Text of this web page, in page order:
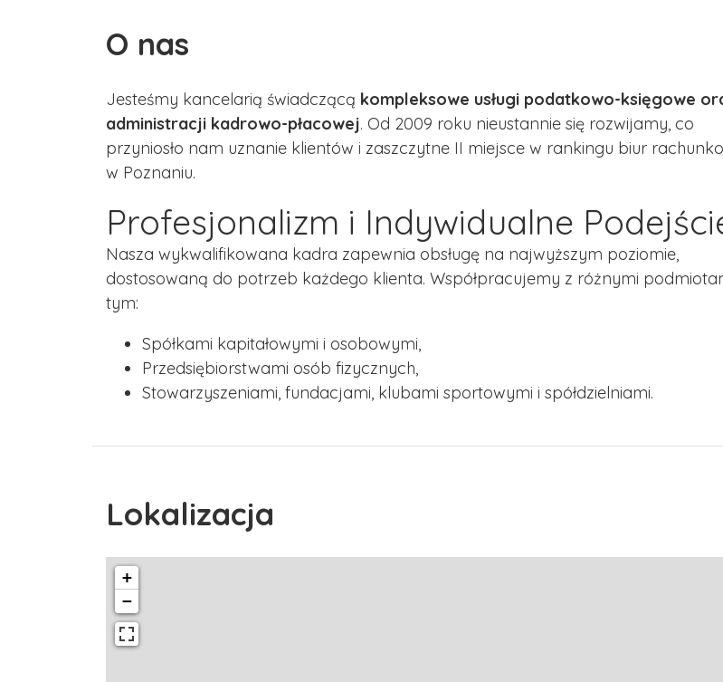
O nas
Jesteśmy kancelarią świadczącą kompleksowe usługi podatkowo-księgowe
administracji kadrowo-płacowej. Od 2009 roku nieustannie się rozwijamy, co
przyniosło nam uznanie klientów i zaszczytne II miejsce w rankingu biur
w Poznaniu.
Profesjonalizm i Indywidualne
Nasza wykwalifikowana kadra zapewnia obsługę na najwyższym poziomie,
dostosowaną do potrzeb każdego klienta. Współpracujemy z różnymi
tym:
Spółkami kapitałowymi i osobowymi,
Przedsiębiorstwami osób fizycznych,
Stowarzyszeniami, fundacjami, klubami sportowymi i spółdzielniami.
Lokalizacja
+
−